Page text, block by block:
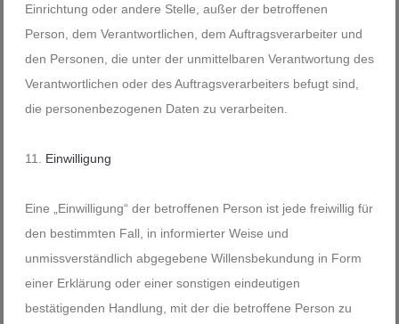
Einrichtung oder andere Stelle, außer der betroffenen
Person, dem Verantwortlichen, dem Auftragsverarbeiter und
den Personen, die unter der unmittelbaren Verantwortung des
Verantwortlichen oder des Auftragsverarbeiters befugt sind,
die personenbezogenen Daten zu verarbeiten.
Einwilligung
Eine „Einwilligung“ der betroffenen Person ist jede freiwillig für
den bestimmten Fall, in informierter Weise und
unmissverständlich abgegebene Willensbekundung in Form
einer Erklärung oder einer sonstigen eindeutigen
bestätigenden Handlung, mit der die betroffene Person zu